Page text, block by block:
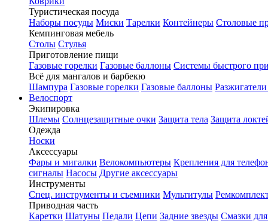
Туристическая посуда
Наборы посуды Миски Тарелки Контейнеры Столовые
Кемпинговая мебель
Столы Стулья
Приготовление пищи
Газовые горелки Газовые баллоны Системы быстрого
Всё для мангалов и барбекю
Шампура Газовые горелки Газовые баллоны
Велоспорт
Экипировка
Шлемы Солнцезащитные очки Защита тела Защита
Одежда
Носки
Аксессуары
Фары и мигалки Велокомпьютеры Крепления для
сигналы Насосы Другие аксессуары
Инструменты
Спец. инструменты и съемники Мультитулы
Приводная часть
Каретки Шатуны Педали Цепи Задние звезды Смазки